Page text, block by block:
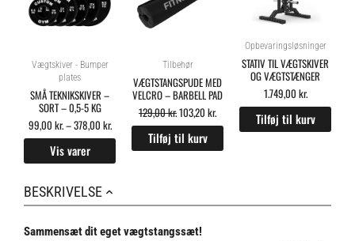
Vægtskiver - Bumper
plates
SMÅ TEKNIKSKIVER –
SORT – 0,5-5 KG
99,00 kr.–378,00 kr.
Vis varer
Tilbehør
VÆGTSTANGSPUDE MED
VELCRO – BARBELL PAD
129,00kr.103,20 kr.
Tilføj til kurv
Opbevaringsløsninger
STATIV TIL VÆGTSKIVER
OG VÆGTSTÆNGER
1.749,00 kr.
Tilføj til kurv
BESKRIVELSE
Sammensæt dit eget vægtstangssæt!